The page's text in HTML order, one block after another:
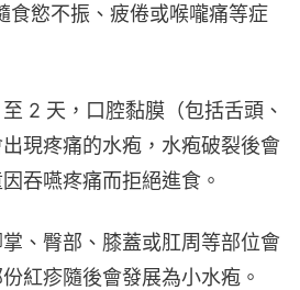
食慾不振、疲倦或喉嚨痛等症
2 天，口腔黏膜（包括舌頭、
現疼痛的水疱，水疱破裂後會
吞嚥疼痛而拒絕進食。
、臀部、膝蓋或肛周等部位會
紅疹隨後會發展為小水疱。